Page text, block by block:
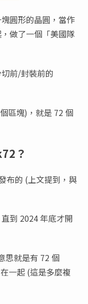
圓形的晶圓，當作
做了一個「美國隊
前/封裝前的
區塊)，就是 72 個
？
布的 (上文提到，與
到 2024 年底才開
思就是有 72 個
一起 (這是多麼複